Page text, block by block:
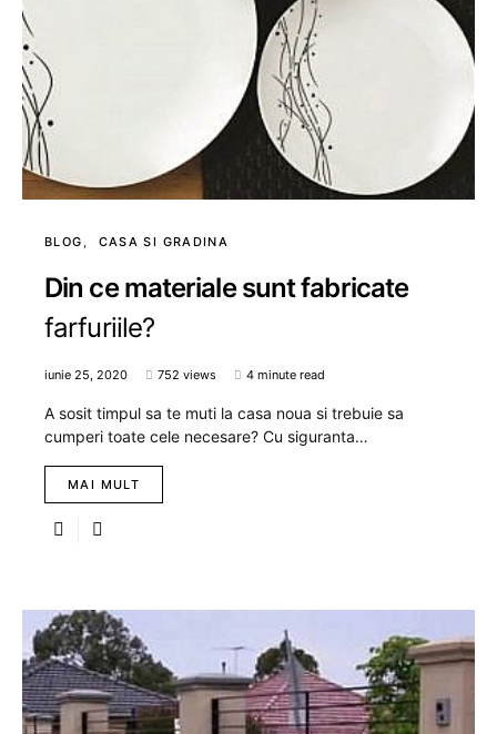
BLOG CASA SI GRADINA
Din ce materiale sunt fabricate
farfuriile?
iunie 25, 2020 752 views 4 minute read
A sosit timpul sa te muti la casa noua si trebuie sa
cumperi toate cele necesare? Cu siguranta…
MAI MULT